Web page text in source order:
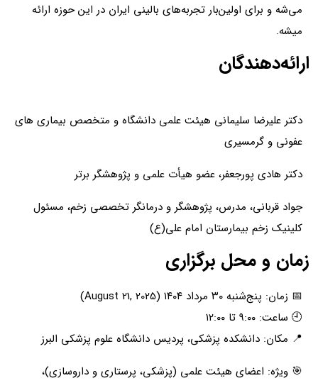
می‌شه و برای اولین‌بار تجربه‌های بالینی ایران در این حوزه ارائه
میشه.
ارائه‌دهندگان
دکتر علیرضا سلیمانی هیئت علمی دانشگاه و متخصص بیماری های
عفونی و گرمسیری
دکتر هادی پورجعفر، عضو هیأت علمی و پژوهشگر برتر
جواد قربانی، مدرس، پژوهشگر و درمانگر تخصصی زخم، مسئول
کلینیک زخم بیمارستان امام علی(ع)
زمان و محل برگزاری
📅 زمان: پنج‌شنبه ۳۰ مرداد ۱۴۰۴ (August 21, 2025)
🕘 ساعت: ۹:۰۰ تا ۱۲:۰۰
📍 مکان: دانشکده پزشکی، پردیس دانشگاه علوم پزشکی البرز
🎯 ویژه: اعضای هیئت علمی (پزشکی، پرستاری و داروسازی)،